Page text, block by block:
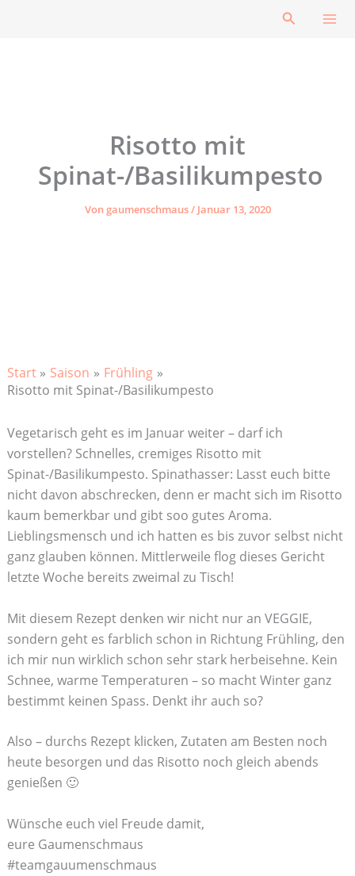
Suchen
Risotto mit
Spinat-/Basilikumpesto
Vongaumenschmaus/ Januar 13, 2020
Start Saison
Frühling
Risotto mit Spinat-/Basilikumpesto
Vegetarisch geht es im Januar weiter – darf ich
vorstellen? Schnelles, cremiges Risotto mit
Spinat-/Basilikumpesto. Spinathasser: Lasst euch bitte
nicht davon abschrecken, denn er macht sich im Risotto
kaum bemerkbar und gibt soo gutes Aroma.
Lieblingsmensch und ich hatten es bis zuvor selbst nicht
ganz glauben können. Mittlerweile flog dieses Gericht
letzte Woche bereits zweimal zu Tisch!
Mit diesem Rezept denken wir nicht nur an VEGGIE,
sondern geht es farblich schon in Richtung Frühling, den
ich mir nun wirklich schon sehr stark herbeisehne. Kein
Schnee, warme Temperaturen – so macht Winter ganz
bestimmt keinen Spass. Denkt ihr auch so?
Also – durchs Rezept klicken, Zutaten am Besten noch
heute besorgen und das Risotto noch gleich abends
genießen 🙂
Wünsche euch viel Freude damit,
eure Gaumenschmaus
#teamgauumenschmaus